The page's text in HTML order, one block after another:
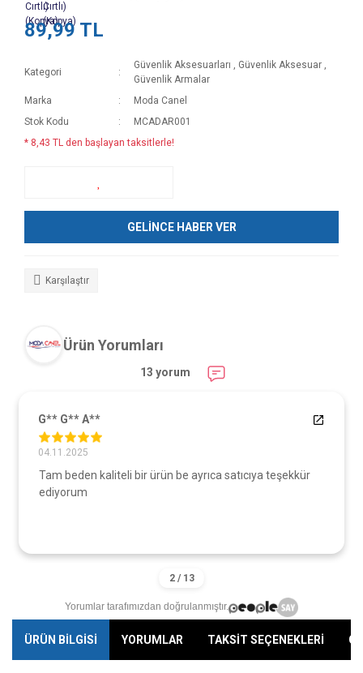
89,99 TL
Kategori
Güvenlik Aksesuarları , Güvenlik Aksesuar ,
Güvenlik Armalar
Marka
Moda Canel
Stok Kodu
MCADAR001
* 8,43 TL den başlayan taksitlerle!
GELİNCE HABER VER
Karşılaştır
Ürün Yorumları
13 yorum
G** G** A**
04.11.2025
Tam beden kaliteli bir ürün be ayrıca satıcıya teşekkür
ediyorum
Yorumlar tarafımızdan doğrulanmıştır.
ÜRÜN BİLGİSİ YORUMLAR TAKSİT SEÇENEKLERİ